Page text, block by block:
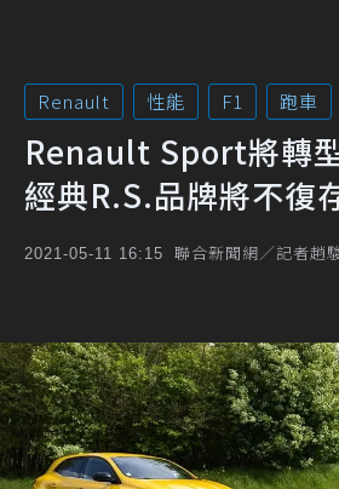
Renault 性能 F1 跑車
Renault Sport將轉
經典R.S.品牌將不復
2021-05-11 16:15 聯合新聞網／記者趙